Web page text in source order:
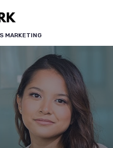
MARKETING